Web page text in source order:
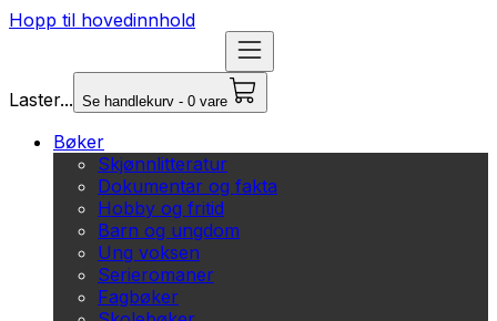
Hopp til hovedinnhold
Laster... Se handlekurv - 0 vare
Bøker
Skjønnlitteratur
Dokumentar og fakta
Hobby og fritid
Barn og ungdom
Ung voksen
Serieromaner
Fagbøker